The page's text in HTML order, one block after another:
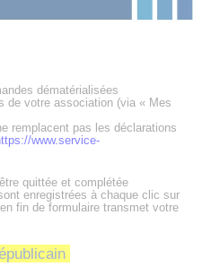
dématérialisées
de votre association (via « Mes
remplacent pas les déclarations
www.service-
quittée et complétée
enregistrées à chaque clic sur
fin de formulaire transmet votre